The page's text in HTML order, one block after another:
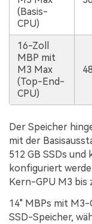
(Basis-
CPU)
16-Zoll
MBP mit
M3 Max
(Top-End-
CPU)
Der Speicher
mit der
512 GB SSDs
konfiguriert
Kern-GPU M3 bis
14" MBPs mit M3-
SSD-Speicher,